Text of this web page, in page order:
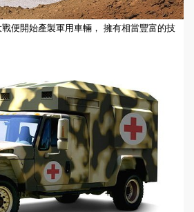
便開始產製軍用車輛， 擁有相當豐富的技